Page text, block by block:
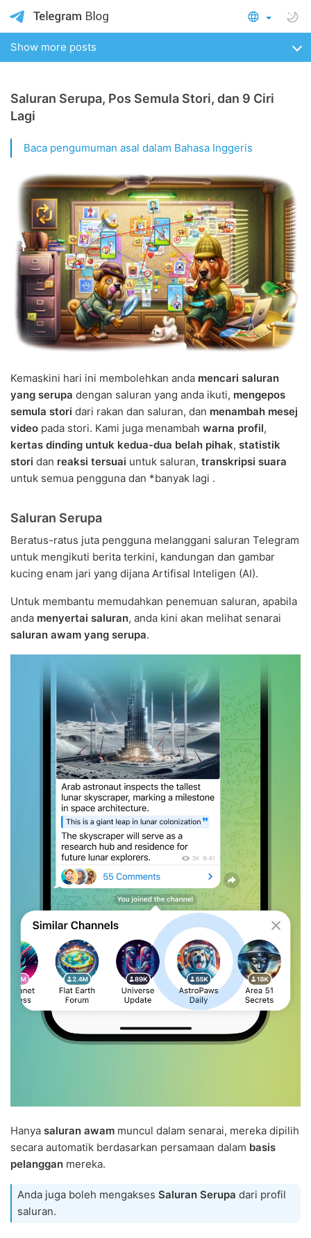
Show more posts
Saluran Serupa, Pos Semula Stori, dan 9 Ciri
Lagi
Baca pengumuman asal dalam Bahasa Inggeris
Kemaskini hari ini membolehkan anda mencari saluran
yang serupa dengan saluran yang anda ikuti, mengepos
semula stori dari rakan dan saluran, dan menambah mesej
video pada stori. Kami juga menambah warna profil,
kertas dinding untuk kedua-dua belah pihak, statistik
stori dan reaksi tersuai untuk saluran, transkripsi suara
untuk semua pengguna dan *banyak lagi .
Saluran Serupa
Beratus-ratus juta pengguna melanggani saluran Telegram
untuk mengikuti berita terkini, kandungan dan gambar
kucing enam jari yang dijana Artifisal Inteligen (AI).
Untuk membantu memudahkan penemuan saluran, apabila
anda menyertai saluran, anda kini akan melihat senarai
saluran awam yang serupa.
Hanya saluran awam muncul dalam senarai, mereka dipilih
secara automatik berdasarkan persamaan dalam basis
pelanggan mereka.
Anda juga boleh mengakses Saluran Serupa dari profil
saluran.